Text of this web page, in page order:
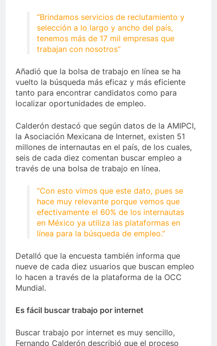
“Brindamos servicios de reclutamiento y
selección a lo largo y ancho del país,
tenemos más de 17 mil empresas que
trabajan con nosotros”
Añadió que la bolsa de trabajo en línea se ha
vuelto la búsqueda más eficaz y más eficiente
tanto para encontrar candidatos como para
localizar oportunidades de empleo.
Calderón destacó que según datos de la AMIPCI,
la Asociación Mexicana de Internet, existen 51
millones de internautas en el país, de los cuales,
seis de cada diez comentan buscar empleo a
través de una bolsa de trabajo en línea.
“Con esto vimos que este dato, pues se
hace muy relevante porque vemos que
efectivamente el 60% de los internautas
en México ya utiliza las plataformas en
línea para la búsqueda de empleo.”
Detalló que la encuesta también informa que
nueve de cada diez usuarios que buscan empleo
lo hacen a través de la plataforma de la OCC
Mundial.
Es fácil buscar trabajo por internet
Buscar trabajo por internet es muy sencillo,
Fernando Calderón describió que el proceso